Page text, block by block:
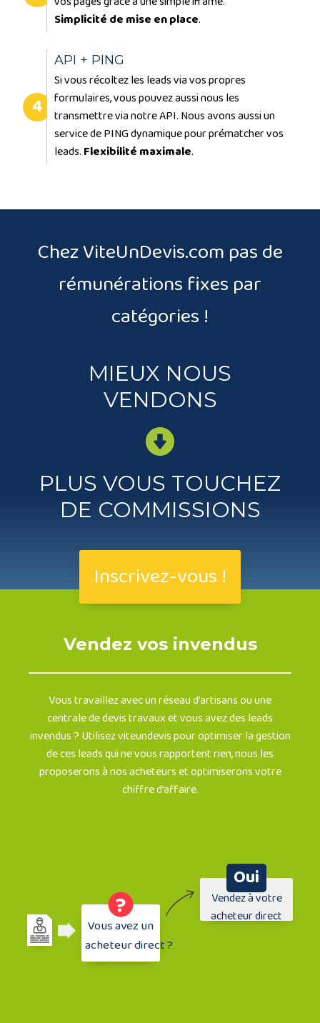
Simplicité de mise en place.
API + PING
Si vous récoltez les leads via vos propres
formulaires, vous pouvez aussi nous les
transmettre via notre API. Nous avons aussi un
service de PING dynamique pour prématcher vos
leads. Flexibilité maximale.
Chez ViteUnDevis.com pas de
rémunérations fixes par
catégories !
MIEUX NOUS
VENDONS
PLUS VOUS TOUCHEZ
DE COMMISSIONS
Inscrivez-vous !
Vendez vos invendus
Vous travaillez avec un réseau d’artisans ou une
centrale de devis travaux et vous avez des leads
invendus ? Utilisez viteundevis pour optimiser la gestion
de ces leads qui ne vous rapportent rien, nous les
proposerons à nos acheteurs et optimiserons votre
chiffre d’affaire.
?
Vous avez un
acheteur direct ?
Oui
Vendez à votre
acheteur direct